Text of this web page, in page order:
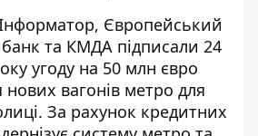
Європейський
банк та КМДА підписали 24
угоду на 50 млн євро
нових вагонів метро для
. За рахунок кредитних